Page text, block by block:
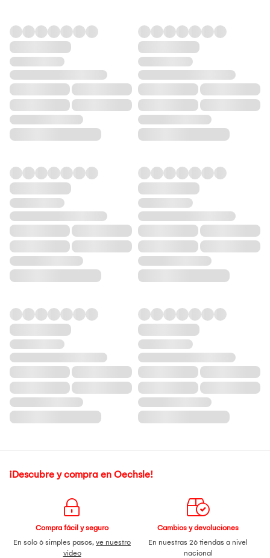
¡Descubre y compra en Oechsle!
Compra fácil y seguro
En solo 6 simples pasos, ve nuestro
video
Cambios y devoluciones
En nuestras 26 tiendas a nivel
nacional